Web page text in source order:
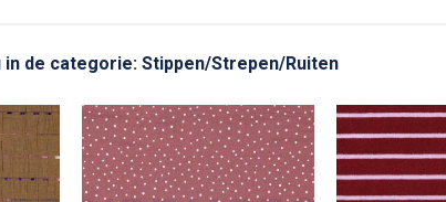
de categorie: Stippen/Strepen/Ruiten